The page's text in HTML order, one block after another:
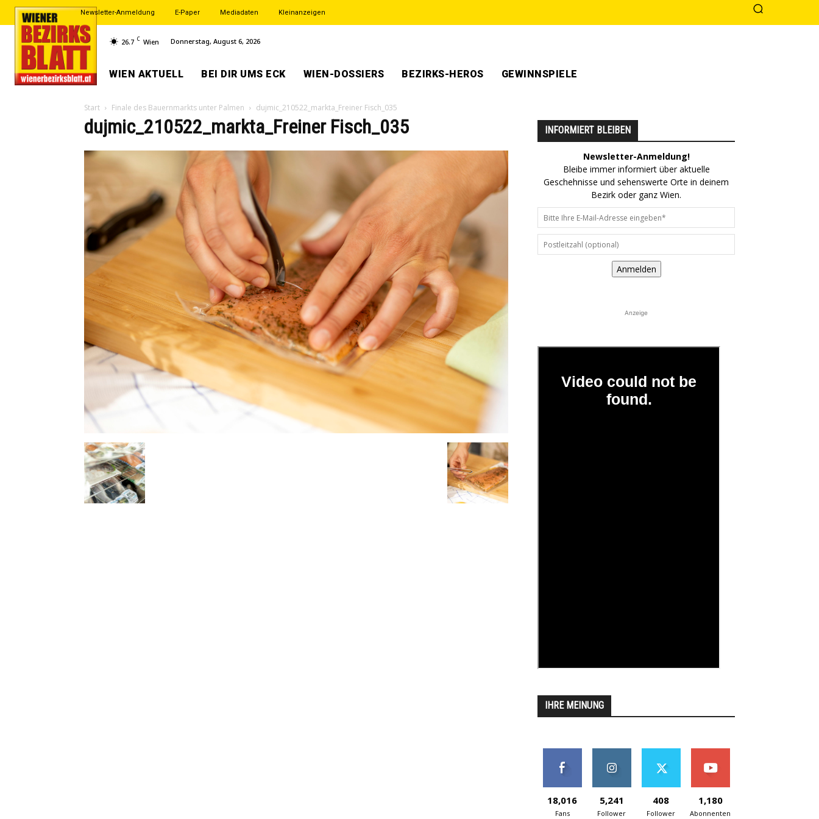
Newsletter-Anmeldung E-Paper Mediadaten Kleinanzeigen
26.7 C Wien Donnerstag, August 6, 2026
WIEN AKTUELL BEI DIR UMS ECK WIEN-DOSSIERS BEZIRKS-HEROS GEWINNSPIELE
Start Finale des Bauernmarkts unter Palmen dujmic_210522_markta_Freiner Fisch_035
dujmic_210522_markta_Freiner Fisch_035 INFORMIERT BLEIBEN
Newsletter-Anmeldung!
Bleibe immer informiert über aktuelle
Geschehnisse und sehenswerte Orte in deinem
Bezirk oder ganz Wien.
Anmelden
Anzeige
IHRE MEINUNG
18,016
Fans
5,241
Follower
408
Follower
1,180
Abonnenten